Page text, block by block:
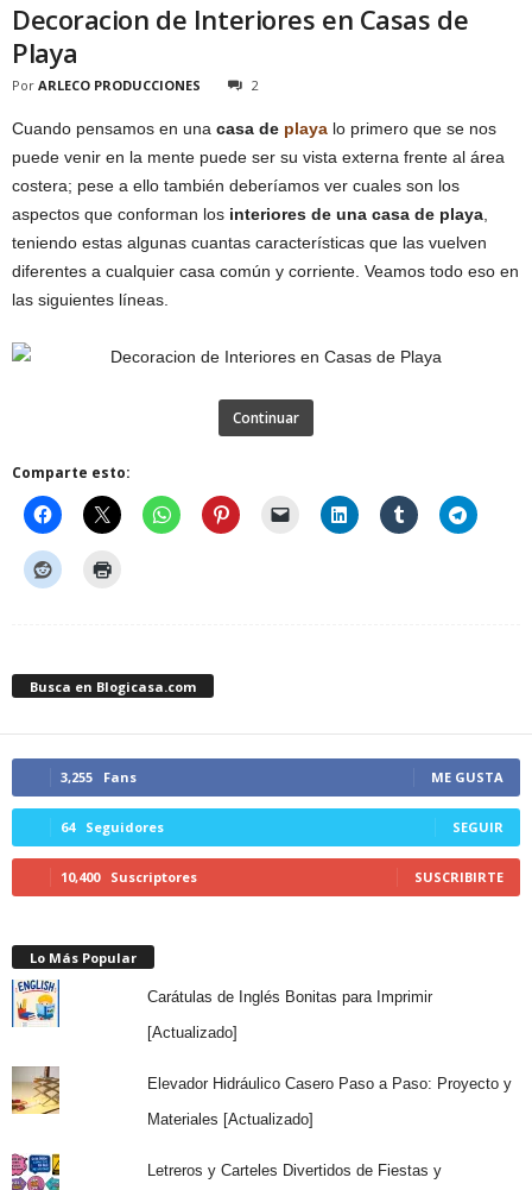
Decoracion de Interiores en Casas de
Playa
Por ARLECO PRODUCCIONES 2
Cuando pensamos en una casa de playa lo primero que se nos
puede venir en la mente puede ser su vista externa frente al área
costera; pese a ello también deberíamos ver cuales son los
aspectos que conforman los interiores de una casa de playa
teniendo estas algunas cuantas características que las vuelven
diferentes a cualquier casa común y corriente. Veamos todo eso en
las siguientes líneas.
Continuar
Comparte esto:
Busca en Blogicasa.com
3,255 Fans ME GUSTA
64 Seguidores SEGUIR
10,400 Suscriptores SUSCRIBIRTE
Lo Más Popular
Carátulas de Inglés Bonitas para Imprimir
[Actualizado]
Elevador Hidráulico Casero Paso a Paso: Proyecto y
Materiales [Actualizado]
Letreros y Carteles Divertidos de Fiestas y